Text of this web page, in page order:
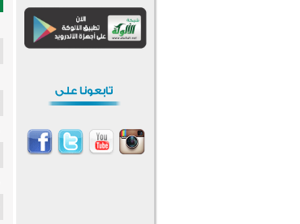
القرآن والتربية في صدارة البرامج
الصيفية للمسلمين في بينزا
وساراتوف وموردوفيا هذا العام
اختتام الدورة التاسعة لمسابقة حفظ
القيم وبناء الشخصية للشباب
المسلمين
أكثر من 400 طالب يشاركون في
مسابقة المعلومات الإسلامية